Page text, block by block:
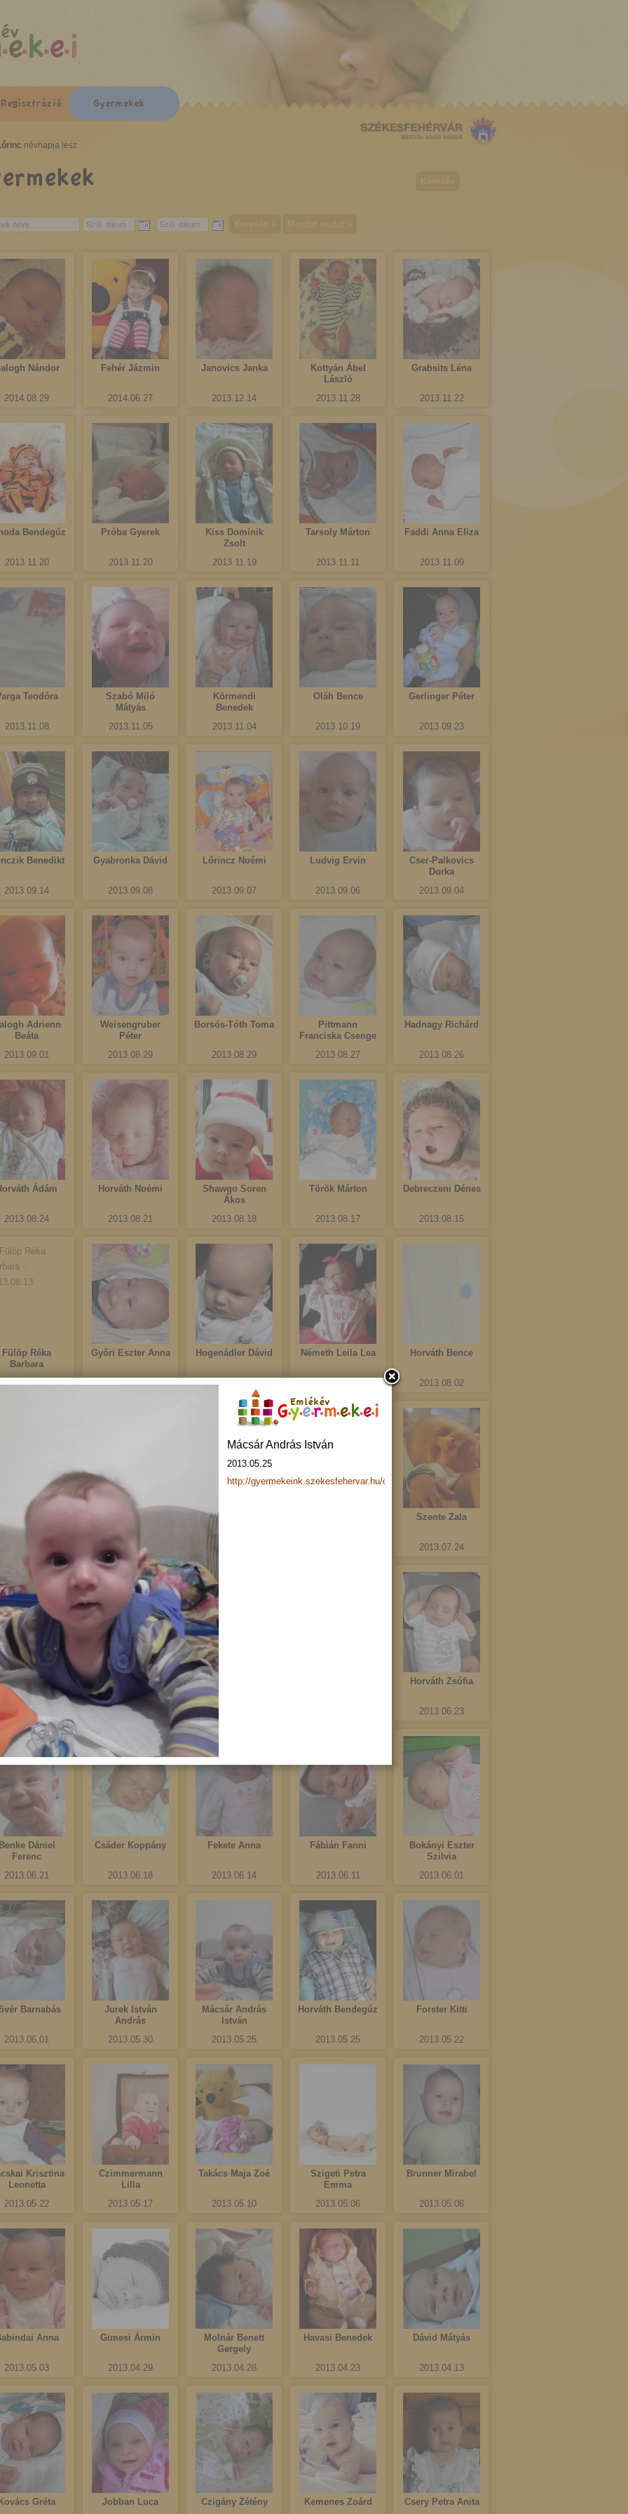
Regisztráció Gyermekek
névnapja lesz
Nándor
2014.08.29
Fehér Jázmin
2014.06.27
Janovics Janka
2013.12.14
Kottyán Ábel
László
2013.11.28
Grabsits Léna
2013.11.22
Bendegúz
2013.11.20
Próba Gyerek
2013.11.20
Kiss Dominik
Zsolt
2013.11.19
Tarsoly Márton
2013.11.11
Faddi Anna Eliza
2013.11.09
Teodóra
2013.11.08
Szabó Miló
Mátyás
2013.11.05
Körmendi
Benedek
2013.11.04
Oláh Bence
2013.10.19
Gerlinger Péter
2013.09.23
Benedikt
2013.09.14
Gyabronka Dávid
2013.09.08
Lőrincz Noémi
2013.09.07
Ludvig Ervin
2013.09.06
Cser-Palkovics
Dorka
2013.09.04
Adrienn
Beáta
2013.09.01
Weisengruber
Péter
2013.08.29
Borsós-Tóth Toma
2013.08.29
Pittmann
Franciska Csenge
2013.08.27
Hadnagy Richárd
2013.08.26
Ádám
2013.08.24
Horváth Noémi
2013.08.21
Shawgo Soren
Ákos
2013.08.18
Török Márton
2013.08.17
Debreczeni Dénes
2013.08.15
Fülöp Réka
Barbara
2013.08.13
Győri Eszter Anna
2013.08.10
Hogenádler Dávid
2013.08.03
Németh Leila Lea Horváth Bence
2013.08.02
Kovács Maja
2013.07.29
Hegedüs Barnabás Szente Zala
2013.07.24
Noémi
2013.07.22
Törzsök Lara Kata
2013.07.05
Oláh Levente
2013.07.03
Horváth Zsófia
2013.06.23
Dániel
Ferenc
2013.06.21
Csáder Koppány
2013.06.18
Fekete Anna
2013.06.14
Fábián Fanni
2013.06.11
Bokányi Eszter
Szilvia
2013.06.01
Barnabás
2013.06.01
Jurek István
András
2013.05.30
Mácsár András
István
2013.05.25
Horváth Bendegúz
2013.05.25
Forster Kitti
2013.05.22
Krisztina
Leonetta
2013.05.22
Czimmermann
Lilla
2013.05.17
Takács Maja Zoé
2013.05.10
Szigeti Petra
Emma
2013.05.06
Brunner Mirabel
2013.05.06
Anna
2013.05.03
Gimesi Ármin
2013.04.29
Molnár Benett
Gergely
2013.04.28
Havasi Benedek
2013.04.23
Dávid Mátyás
2013.04.13
Gréta Jobban Luca Czigány Zétény Kemenes Zoárd Csery Petra Anita
Emlékév
Mácsár András István
2013.05.25
http://gyermekeink.szekesfehervar.hu/children/index/123